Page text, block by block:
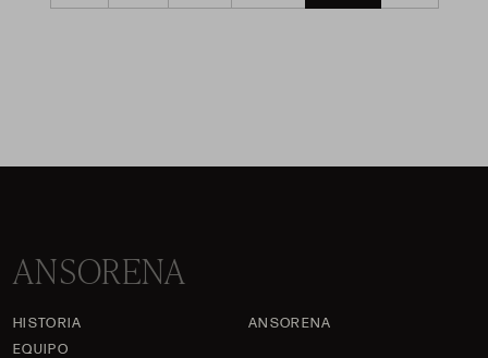
ANSORENA
HISTORIA
ANSORENA
EQUIPO